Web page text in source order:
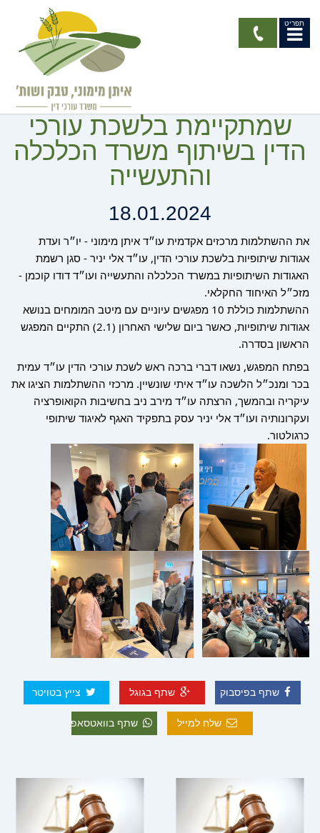
תפריט
השתלמות תעודה ייחודית
בנושא אגודות שיתופיות
שמתקיימת בלשכת עורכי
הדין בשיתוף משרד הכלכלה
והתעשייה
18.01.2024
את ההשתלמות מרכזים אקדמית עו״ד איתן מימוני - יו״ר ועדת
אגודות שיתופיות בלשכת עורכי הדין, עו״ד אלי יניר - סגן רשמת
האגודות השיתופיות במשרד הכלכלה והתעשייה ועו״ד דודו קוכמן -
מזכ״ל האיחוד החקלאי.
ההשתלמות כוללת 10 מפגשים עיוניים עם מיטב המומחים בנושא
אגודות שיתופיות, כאשר ביום שלישי האחרון (2.1) התקיים המפגש
הראשון בסדרה.
בפתח המפגש, נשאו דברי ברכה ראש לשכת עורכי הדין עו״ד עמית
בכר ומנכ״ל הלשכה עו״ד איתי שונשיין. מרכזי ההשתלמות הציגו את
עיקריה ובהמשך, הרצתה עו״ד מירב ניב בחשיבות הקואופרציה
ועקרונותיה ועו״ד אלי יניר עסק בתפקיד האגף לאיגוד שיתופי
כרגולטור.
שתף בפיסבוק שתף בגוגל צייץ בטויטר
שלח למייל שתף בוואטסאפ